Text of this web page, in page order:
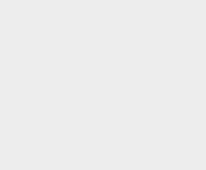
en Youtube: